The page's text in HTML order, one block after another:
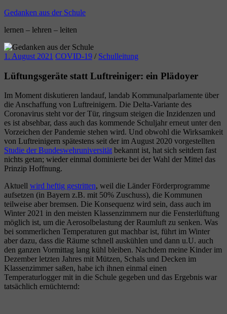
Zum
springen
Gedanken aus der Schule
lernen – lehren – leiten
1. August 2021 COVID-19 / Schulleitung
Lüftungsgeräte statt Luftreiniger: ein Plädoyer
Im Moment diskutieren landauf, landab Kommunalparlamente über
die Anschaffung von Luftreinigern. Die Delta-Variante des
Coronavirus steht vor der Tür, ringsum steigen die Inzidenzen und
es ist absehbar, dass auch das kommende Schuljahr erneut unter den
Vorzeichen der Pandemie stehen wird. Und obwohl die Wirksamkeit
von Luftreinigern spätestens seit der im August 2020 vorgestellten
Studie der Bundeswehruniversitätbekannt ist, hat sich seitdem fast
nichts getan; wieder einmal dominierte bei der Wahl der Mittel das
Prinzip Hoffnung.
Aktuell wird heftig gestritten, weil die Länder Förderprogramme
aufsetzen (in Bayern z.B. mit 50% Zuschuss), die Kommunen
teilweise aber bremsen. Die Konsequenz wird sein, dass auch im
Winter 2021 in den meisten Klassenzimmern nur die Fensterlüftung
möglich ist, um die Aerosolbelastung der Raumluft zu senken. Was
bei sommerlichen Temperaturen gut machbar ist, führt im Winter
aber dazu, dass die Räume schnell auskühlen und dann u.U. auch
den ganzen Vormittag lang kühl bleiben. Nachdem meine Kinder im
Dezember letzten Jahres mit Mützen, Schals und Decken im
Klassenzimmer saßen, habe ich ihnen einmal einen
Temperaturlogger mit in die Schule gegeben und das Ergebnis war
tatsächlich ernüchternd: